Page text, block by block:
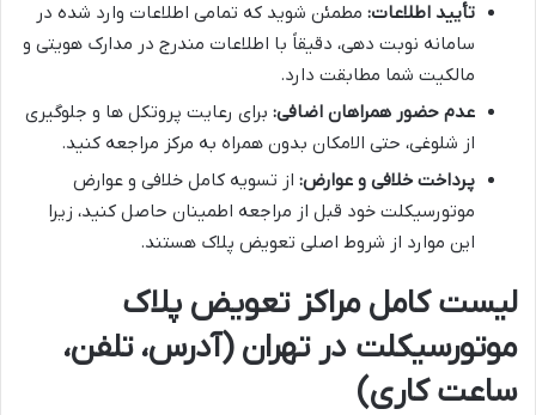
تأیید اطلاعات: مطمئن شوید که تمامی اطلاعات وارد شده در
سامانه نوبت دهی، دقیقاً با اطلاعات مندرج در مدارک هویتی و
مالکیت شما مطابقت دارد.
عدم حضور همراهان اضافی: برای رعایت پروتکل ها و جلوگیری
از شلوغی، حتی الامکان بدون همراه به مرکز مراجعه کنید.
پرداخت خلافی و عوارض: از تسویه کامل خلافی و عوارض
موتورسیکلت خود قبل از مراجعه اطمینان حاصل کنید، زیرا
این موارد از شروط اصلی تعویض پلاک هستند.
لیست کامل مراکز تعویض پلاک
موتورسیکلت در تهران (آدرس، تلفن،
ساعت کاری)